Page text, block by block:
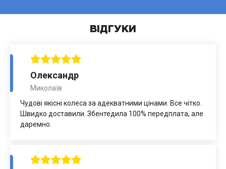
ВІДГУКИ
Олександр
Миколаїв
Чудові якісні колеса за адекватними цінами. Все чітко.
Швидко доставили. Збентедила 100% передплата, але
даремно.